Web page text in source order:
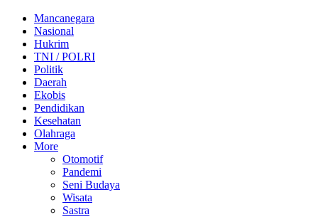
Mancanegara
Nasional
Hukrim
TNI / POLRI
Politik
Daerah
Ekobis
Pendidikan
Kesehatan
Olahraga
More
Otomotif
Pandemi
Seni Budaya
Wisata
Sastra